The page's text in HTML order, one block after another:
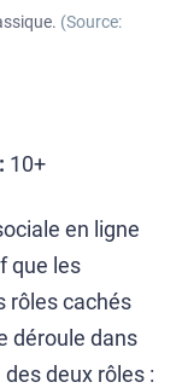
(Source:
10+
en ligne
que les
rôles cachés
déroule dans
deux rôles :